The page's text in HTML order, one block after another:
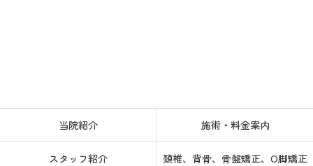
当院紹介 施術・料金案内
スタッフ紹介 頚椎、背骨、骨盤矯正、O脚矯正